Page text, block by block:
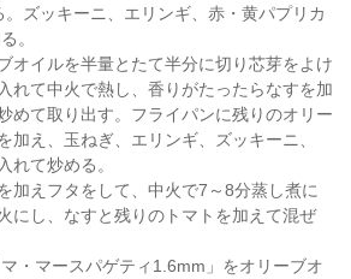
ズッキーニ、エリンギ、赤・黄パプリカ
。
オイルを半量とたて半分に切り芯芽をよけ
れて中火で熱し、香りがたったらなすを加
めて取り出す。フライパンに残りのオリー
加え、玉ねぎ、エリンギ、ズッキーニ、
れて炒める。
えフタをして、中火で7～8分蒸し煮に
にし、なすと残りのトマトを加えて混ぜ
・マースパゲティ1.6mm」をオリーブオ